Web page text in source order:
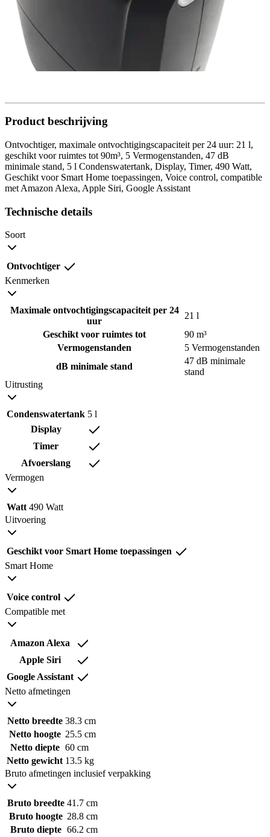
Product beschrijving
Ontvochtiger, maximale ontvochtigingscapaciteit per 24 uur: 21 l,
geschikt voor ruimtes tot 90m³, 5 Vermogenstanden, 47 dB
minimale stand, 5 l Condenswatertank, Display, Timer, 490 Watt,
Geschikt voor Smart Home toepassingen, Voice control, compatible
met Amazon Alexa, Apple Siri, Google Assistant
Technische details
Soort
Ontvochtiger
Kenmerken
Maximale ontvochtigingscapaciteit per 24
uur
21 l
Geschikt voor ruimtes tot
90 m³
Vermogenstanden
5 Vermogenstanden
dB minimale stand
47 dB minimale
stand
Uitrusting
Condenswatertank 5 l
Display
Timer
Afvoerslang
Vermogen
Watt 490 Watt
Uitvoering
Geschikt voor Smart Home toepassingen
Smart Home
Voice control
Compatible met
Amazon Alexa
Apple Siri
Google Assistant
Netto afmetingen
Netto breedte 38.3 cm
Netto hoogte 25.5 cm
Netto diepte 60 cm
Netto gewicht 13.5 kg
Bruto afmetingen inclusief verpakking
Bruto breedte 41.7 cm
Bruto hoogte 28.8 cm
Bruto diepte 66.2 cm